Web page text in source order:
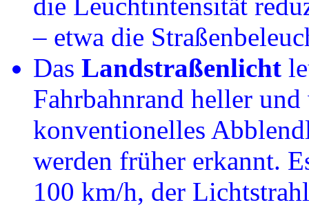
– etwa die
Das Landstraßenlicht
Fahrbahnrand heller
konventionelles
werden früher erkannt.
100 km/h, der